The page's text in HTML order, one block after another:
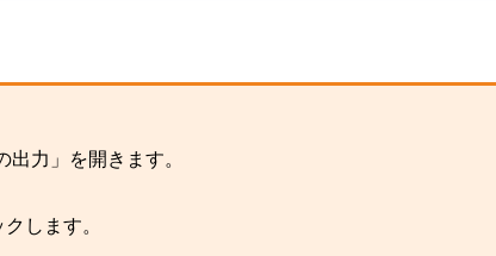
力」を開きます。
します。